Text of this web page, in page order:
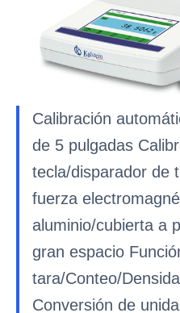
Calibración
de 5 pulgadas
tecla/disparador de
fuerza
aluminio/cubierta a
gran espacio
tara/Conteo/
Conversión de